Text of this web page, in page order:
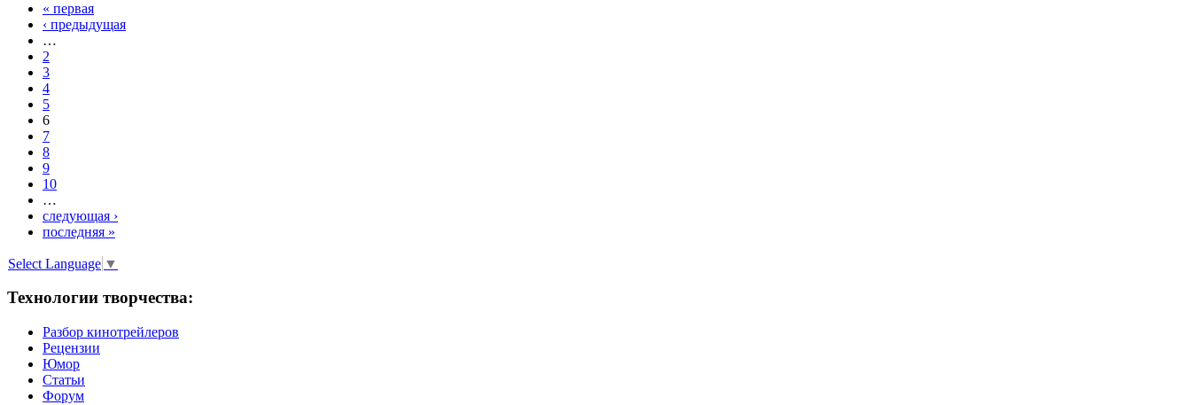
« первая
‹ предыдущая
…
2
3
4
5
6
7
8
9
10
…
следующая ›
последняя »
Select Language ▼
Технологии творчества:
Разбор кинотрейлеров
Рецензии
Юмор
Статьи
Форум